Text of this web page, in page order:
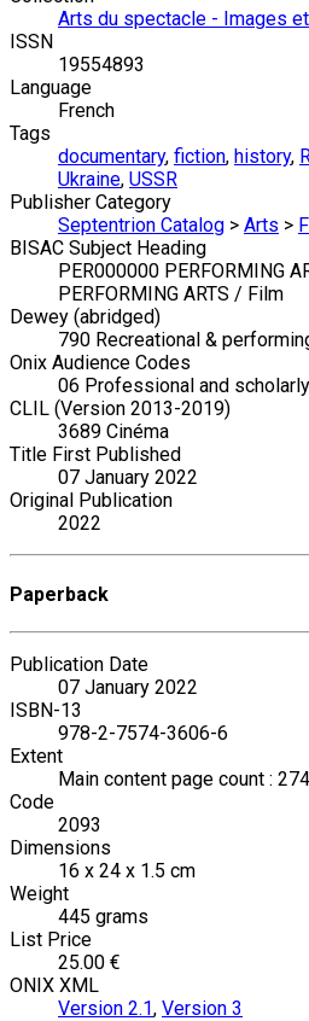
Arts du spectacle - Images
ISSN
19554893
Language
French
Tags
documentary, fiction, history,
Ukraine, USSR
Publisher Category
Septentrion Catalog > Arts >
BISAC Subject Heading
PER000000 PERFORMING
PERFORMING ARTS / Film
Dewey (abridged)
790 Recreational &
Onix Audience Codes
06 Professional and scholarly
CLIL (Version 2013-2019)
3689 Cinéma
Title First Published
07 January 2022
Original Publication
2022
Paperback
Publication Date
07 January 2022
ISBN-13
978-2-7574-3606-6
Extent
Main content page count : 274
Code
2093
Dimensions
16 x 24 x 1.5 cm
Weight
445 grams
List Price
25.00 €
ONIX XML
Version 2.1, Version 3